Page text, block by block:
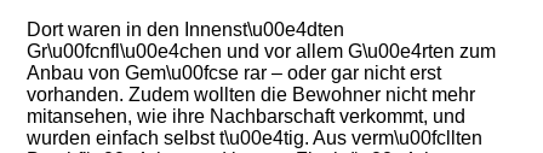
Dort waren in den Innenst\u00e4dten
Gr\u00fcnfl\u00e4chen und vor allem G\u00e4rten zum
Anbau von Gem\u00fcse rar – oder gar nicht erst
vorhanden. Zudem wollten die Bewohner nicht mehr
mitansehen, wie ihre Nachbarschaft verkommt, und
wurden einfach selbst t\u00e4tig. Aus verm\u00fcllten